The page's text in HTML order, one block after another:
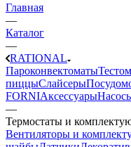
Главная
—
Каталог
—
RATIONAL
Пароконвектоматы
пиццыСлайсеры
FORNIАксессуары
—
Термостаты и
Вентиляторы и